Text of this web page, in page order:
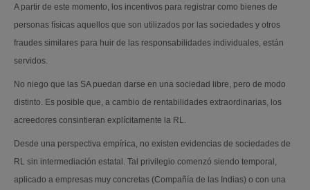
A partir de este momento, los incentivos para registrar como bienes de
personas físicas aquellos que son utilizados por las sociedades y otros
fraudes similares para huir de las responsabilidades individuales, están
servidos.
No niego que las SA puedan darse en una sociedad libre, pero de modo
distinto. Es posible que, a cambio de rentabilidades extraordinarias, los
acreedores consintieran explícitamente la RL.
Desde una perspectiva empírica, no existen evidencias de sociedades de
RL sin intermediación estatal. Tal privilegio comenzó siendo temporal,
aplicado a empresas muy concretas (Compañía de las Indias) o con una